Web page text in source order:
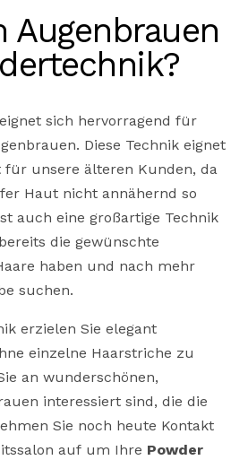
Augenbrauen
eignet sich hervorragend für
Diese Technik eignet
für unsere älteren Kunden, da
Haut nicht annähernd so
auch eine großartige Technik
die gewünschte
haben und nach mehr
suchen.
erzielen Sie elegant
einzelne Haarstriche zu
an wunderschönen,
interessiert sind, die die
Sie noch heute Kontakt
auf um Ihre Powder